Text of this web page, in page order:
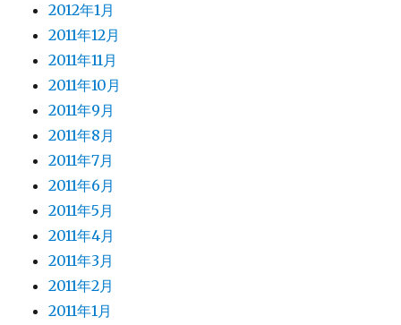
2012年1月
2011年12月
2011年11月
2011年10月
2011年9月
2011年8月
2011年7月
2011年6月
2011年5月
2011年4月
2011年3月
2011年2月
2011年1月